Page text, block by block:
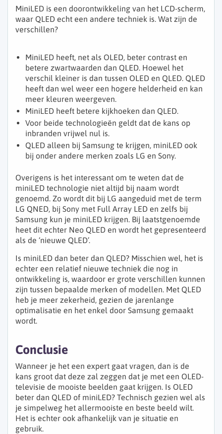
MiniLED is een doorontwikkeling van het LCD-scherm,
waar QLED echt een andere techniek is. Wat zijn de
verschillen?
MiniLED heeft, net als OLED, beter contrast en
betere zwartwaarden dan QLED. Hoewel het
verschil kleiner is dan tussen OLED en QLED. QLED
heeft dan wel weer een hogere helderheid en kan
meer kleuren weergeven.
MiniLED heeft betere kijkhoeken dan QLED.
Voor beide technologieën geldt dat de kans op
inbranden vrijwel nul is.
QLED alleen bij Samsung te krijgen, miniLED ook
bij onder andere merken zoals LG en Sony.
Overigens is het interessant om te weten dat de
miniLED technologie niet altijd bij naam wordt
genoemd. Zo wordt dit bij LG aangeduid met de term
LG QNED, bij Sony met Full Array LED en zelfs bij
Samsung kun je miniLED krijgen. Bij laatstgenoemde
heet dit echter Neo QLED en wordt het gepresenteerd
als de ‘nieuwe QLED’.
Is miniLED dan beter dan QLED? Misschien wel, het is
echter een relatief nieuwe techniek die nog in
ontwikkeling is, waardoor er grote verschillen kunnen
zijn tussen bepaalde merken of modellen. Met QLED
heb je meer zekerheid, gezien de jarenlange
optimalisatie en het enkel door Samsung gemaakt
wordt.
Conclusie
Wanneer je het een expert gaat vragen, dan is de
kans groot dat deze zal zeggen dat je met een OLED-
televisie de mooiste beelden gaat krijgen. Is OLED
beter dan QLED of miniLED? Technisch gezien wel als
je simpelweg het allermooiste en beste beeld wilt.
Het is echter ook afhankelijk van je situatie en
gebruik.